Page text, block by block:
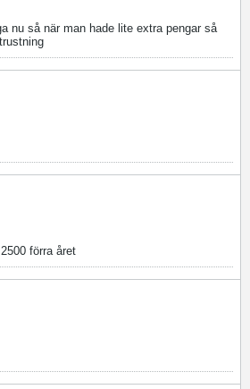
nu så när man hade lite extra pengar så
förra året